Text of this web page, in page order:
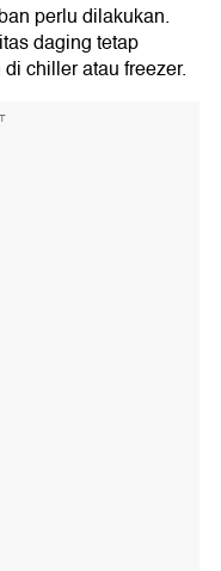
perlu dilakukan.
daging tetap
chiller atau freezer.